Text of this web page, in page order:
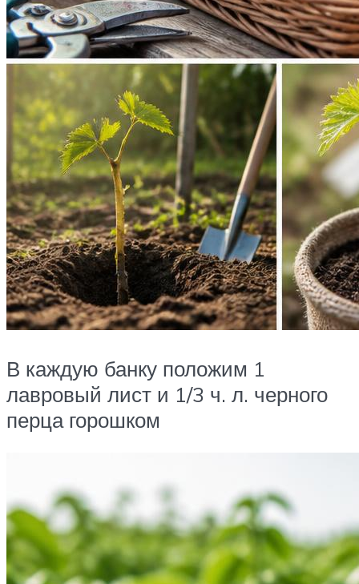
В каждую банку положим 1
лавровый лист и 1/3 ч. л. черного
перца горошком